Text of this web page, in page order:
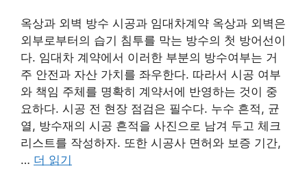
옥상과 외벽 방수 시공과 임대차계약 옥상과 외벽은
외부로부터의 습기 침투를 막는 방수의 첫 방어선이
다. 임대차 계약에서 이러한 부분의 방수여부는 거
주 안전과 자산 가치를 좌우한다. 따라서 시공 여부
와 책임 주체를 명확히 계약서에 반영하는 것이 중
요하다. 시공 전 현장 점검은 필수다. 누수 흔적, 균
열, 방수재의 시공 흔적을 사진으로 남겨 두고 체크
리스트를 작성하자. 또한 시공사 면허와 보증 기간,
… 더 읽기